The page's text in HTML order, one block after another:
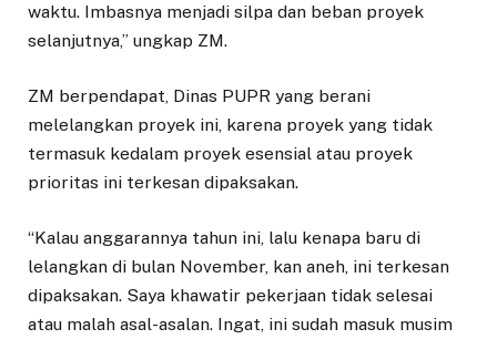
waktu. Imbasnya menjadi silpa dan beban proyek
selanjutnya,” ungkap ZM.
ZM berpendapat, Dinas PUPR yang berani
melelangkan proyek ini, karena proyek yang tidak
termasuk kedalam proyek esensial atau proyek
prioritas ini terkesan dipaksakan.
“Kalau anggarannya tahun ini, lalu kenapa baru di
lelangkan di bulan November, kan aneh, ini terkesan
dipaksakan. Saya khawatir pekerjaan tidak selesai
atau malah asal-asalan. Ingat, ini sudah masuk musim